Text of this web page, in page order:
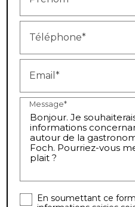
Téléphone*
Email*
Message*
En soumettant ce